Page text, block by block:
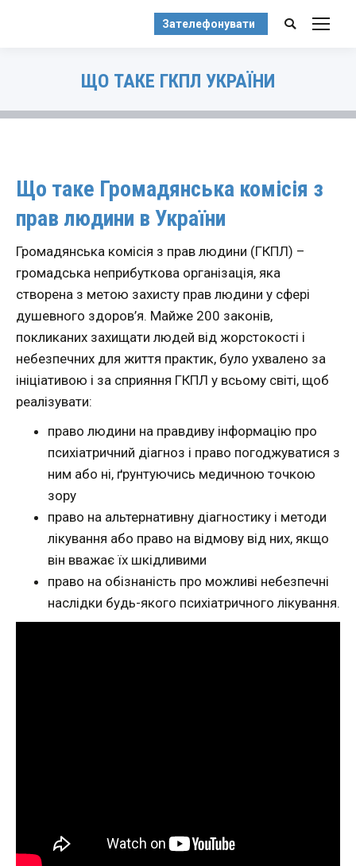
Зателефонувати Search:
ЩО ТАКЕ ГКПЛ УКРАЇНИ
Що таке Громадянська комісія з
прав людини в України
Громадянська комісія з прав людини (ГКПЛ) –
громадська неприбуткова організація, яка
створена з метою захисту прав людини у сфері
душевного здоров’я. Майже 200 законів,
покликаних захищати людей від жорстокості і
небезпечних для життя практик, було ухвалено за
ініціативою і за сприяння ГКПЛ у всьому світі, щоб
реалізувати:
право людини на правдиву інформацію про
психіатричний діагноз і право погоджуватися з
ним або ні, ґрунтуючись медичною точкою
зору
право на альтернативну діагностику і методи
лікування або право на відмову від них, якщо
він вважає їх шкідливими
право на обізнаність про можливі небезпечні
наслідки будь-якого психіатричного лікування.